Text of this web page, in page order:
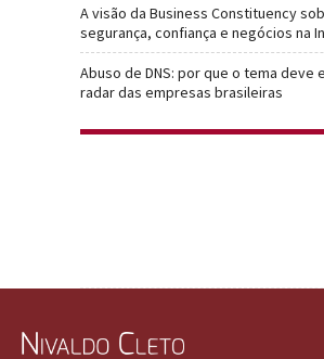
A visão da Business Constituency
segurança, confiança e negócios na
Abuso de DNS: por que o tema deve
radar das empresas brasileiras